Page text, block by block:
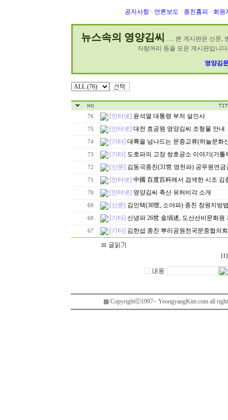
공지사항 · 언론보도 · 종친홈피 · 회원
뉴스속의 영양김씨
..... 본 게시판은 신문,
자랑꺼리 등을 모은 게시판입니
영양김
76 [인터넷] 윤석열 대통령 부처 설인사
75 [인터넷] 대전 효공원 영양김씨 조형물 안내
74 [기타] 대륙을 넘나드는 문중교류(하늘문화
73 [기타] 도호파의 고장 쌍호공소 이야기(가톨
72 [신문] 김동극종친(31世 영천파) 공무원연
71 [인터넷] 中國 百度百科에서 검색한 시조 김
70 [인터넷] 영양김씨 축산 유허비각 소개
69 [신문] 김인택(30世, 소야파) 종친 창원지방
68 [기타] 신녕파 26世 金塤述, 도산선비문화원
67 [기타] 김한섭 종친 뿌리공원전국문중협의
[1]
▩ Copyrightⓒ1997~ YeongyangKim.com all